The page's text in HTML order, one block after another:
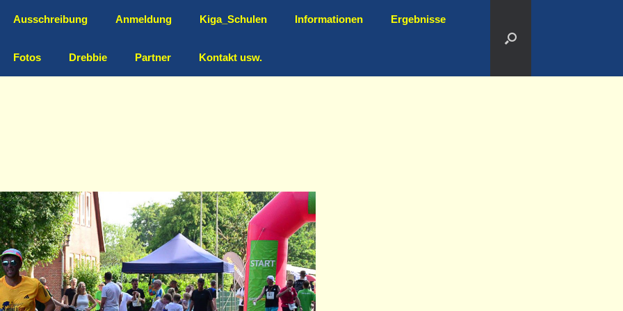
Ausschreibung Anmeldung Kiga_Schulen Informationen Ergebnisse
Fotos Drebbie Partner Kontakt usw.